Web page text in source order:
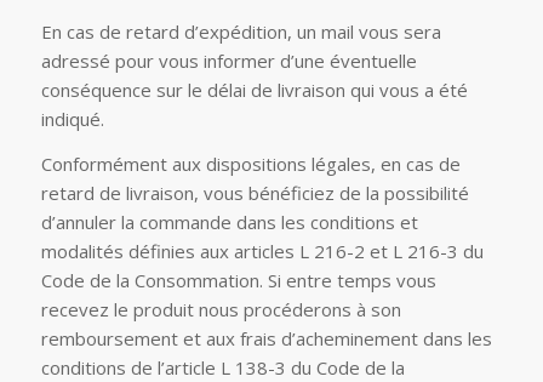
En cas de retard d’expédition, un mail vous sera
adressé pour vous informer d’une éventuelle
conséquence sur le délai de livraison qui vous a été
indiqué.
Conformément aux dispositions légales, en cas de
retard de livraison, vous bénéficiez de la possibilité
d’annuler la commande dans les conditions et
modalités définies aux articles L 216-2 et L 216-3 du
Code de la Consommation. Si entre temps vous
recevez le produit nous procéderons à son
remboursement et aux frais d’acheminement dans les
conditions de l’article L 138-3 du Code de la